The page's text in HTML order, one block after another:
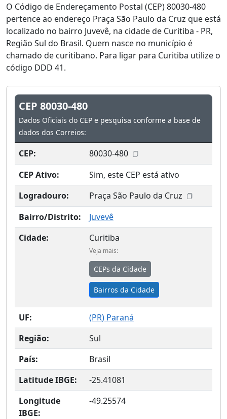
O Código de Endereçamento Postal (CEP) 80030-480
pertence ao endereço Praça São Paulo da Cruz que está
localizado no bairro Juvevê, na cidade de Curitiba - PR,
Região Sul do Brasil. Quem nasce no município é
chamado de curitibano. Para ligar para Curitiba utilize o
código DDD 41.
CEP 80030-480
Dados Oficiais do CEP e pesquisa conforme a base de
dados dos Correios:
CEP:
80030-480
CEP Ativo:
Sim, este CEP está ativo
Logradouro:
Praça São Paulo da Cruz
Bairro/Distrito:
Juvevê
Cidade:
Curitiba
Veja mais:
CEPs da Cidade
Bairros da Cidade
UF: (PR) Paraná
Região:
Sul
País:
Brasil
Latitude IBGE:
-25.41081
Longitude
IBGE:
-49.25574